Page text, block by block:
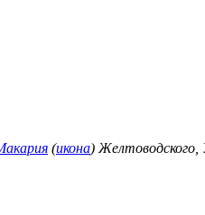
(икона) Желтоводского,